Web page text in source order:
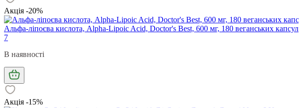
Акція -20%
Альфа-ліпоєва кислота, Alpha-Lipoic Acid, Doctor's Best, 600 мг, 180 веганських капсул
7
В наявності
Акція -15%